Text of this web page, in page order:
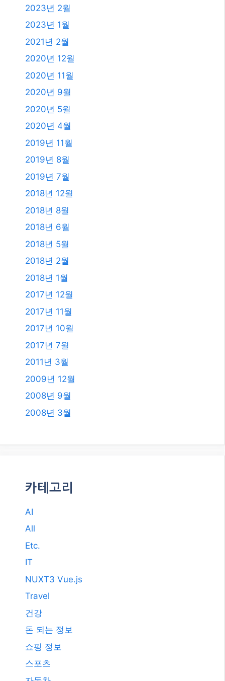
2019년 8월
2019년 7월
2018년 12월
2018년 8월
2018년 6월
2018년 5월
2018년 2월
2018년 1월
2017년 12월
2017년 11월
2017년 10월
2017년 7월
2011년 3월
2009년 12월
2008년 9월
2008년 3월
카테고리
AI
All
Etc.
IT
돈 되는 정보
카테고리 선택